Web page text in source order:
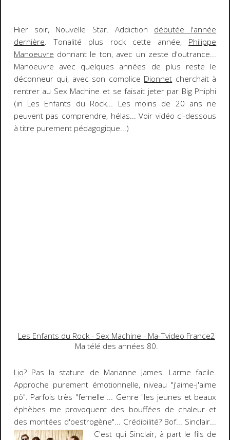
Hier soir, Nouvelle Star. Addiction débutée l'année
dernière. Tonalité plus rock cette année, Philippe
Manoeuvre donnant le ton, avec un zeste d'outrance...
Manoeuvre avec quelques années de plus reste le
déconneur qui, avec son complice Dionnet cherchait à
rentrer au Sex Machine et se faisait jeter par Big Phiphi
(in Les Enfants du Rock... Les moins de 20 ans ne
peuvent pas comprendre, hélas... Voir vidéo ci-dessous
à titre purement pédagogique...)
Les Enfants du Rock - Sex Machine - Ma-Tvideo France2
Ma télé des années 80.
Lio? Pas la stature de Marianne James. Larme facile.
Approche purement émotionnelle, niveau "j'aime-j'aime
pô". Parfois très "femelle"... Genre "les jeunes et beaux
éphèbes me provoquent des bouffées de chaleur et
des montées d'oestrogène"... Crédibilité? Bof... Sinclair...
C'est qui Sinclair, à part le fils de